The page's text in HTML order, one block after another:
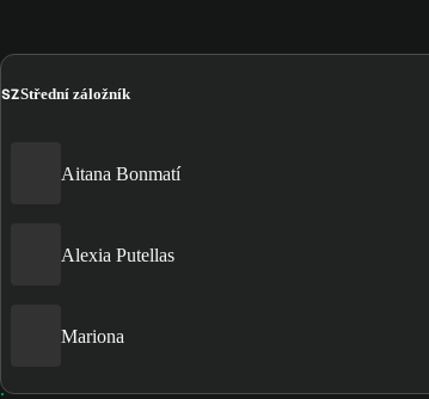
SZStřední záložník
Aitana Bonmatí
Alexia Putellas
Mariona